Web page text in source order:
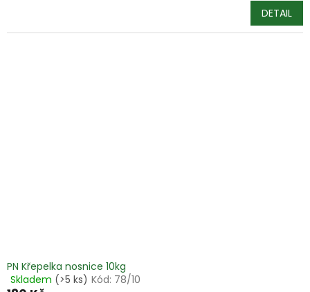
DETAIL
PN Křepelka nosnice 10kg
Průměrné
Skladem (>5 ks) Kód: 78/10